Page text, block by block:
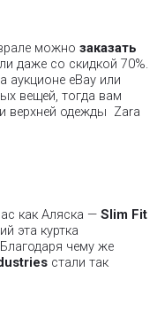
можно заказать
даже со скидкой 70%.
eBay или
вещей, тогда вам
верхней одежды Zara
как Аляска — Slim Fit
эта куртка
чему же
стали так